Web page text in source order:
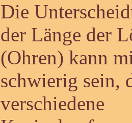
Die
der Länge der
(Ohren) kann
schwierig sein,
verschiedene